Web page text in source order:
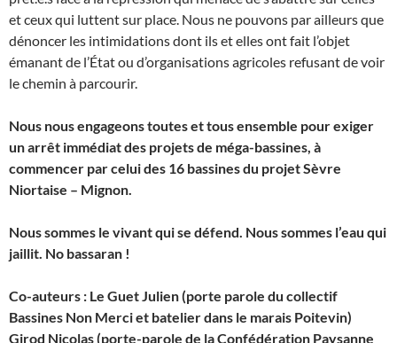
et ceux qui luttent sur place. Nous ne pouvons par ailleurs que
dénoncer les intimidations dont ils et elles ont fait l’objet
émanant de l’État ou d’organisations agricoles refusant de voir
le chemin à parcourir.
Nous nous engageons toutes et tous ensemble pour exiger
un arrêt immédiat des projets de méga-bassines, à
commencer par celui des 16 bassines du projet Sèvre
Niortaise – Mignon.
Nous sommes le vivant qui se défend. Nous sommes l’eau qui
jaillit. No bassaran !
Co-auteurs : Le Guet Julien (porte parole du collectif
Bassines Non Merci et batelier dans le marais Poitevin)
Girod Nicolas (porte-parole de la Confédération Paysanne